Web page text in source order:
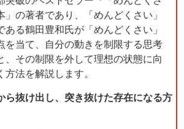
」の著者であり、「めんどくさい」
る鶴田豊和氏が「めんどくさい」
を当て、自分の動きを制限する思考
、その制限を外して理想の状態に向
法を解説します。
ら抜け出し、突き抜けた存在になる方